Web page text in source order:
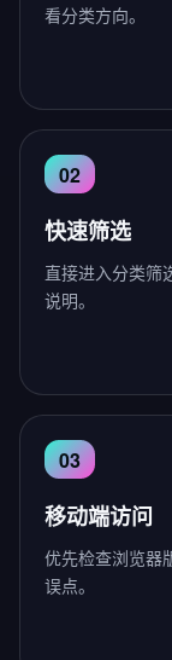
看分类方向。
快速筛选
直接进入分类筛
说明。
移动端访问
优先检查浏览器
误点。